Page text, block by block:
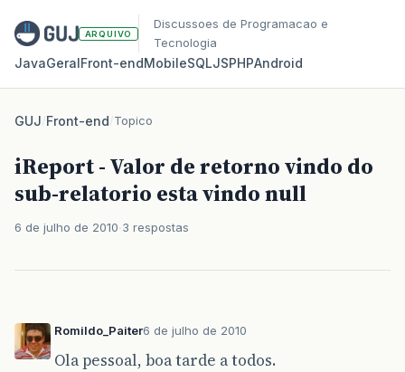
ARQUIVO
Discussoes de Programacao e
Tecnologia
JavaGeralFront‑endMobileSQLJSPHPAndroid
GUJ/Front-end/Topico
iReport - Valor de retorno vindo do
sub-relatorio esta vindo null
6 de julho de 2010 3 respostas
Romildo_Paiter6 de julho de 2010
Ola pessoal, boa tarde a todos.